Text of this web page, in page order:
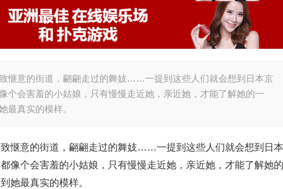
惬意的街道，翩翩走过的舞妓……一提到这些人们就会想到日本京
个会害羞的小姑娘，只有慢慢走近她，亲近她，才能了解她的一
最真实的模样。
惬意的街道，翩翩走过的舞妓……一提到这些人们就会想到日本
像个会害羞的小姑娘，只有慢慢走近她，亲近她，才能了解她的
她最真实的模样。